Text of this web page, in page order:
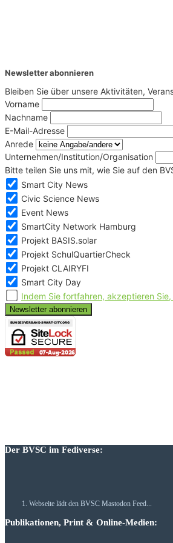
Newsletter abonnieren
Bleiben Sie über unsere Aktivitäten,
Vorname
Nachname
E-Mail-Adresse
Anrede
Unternehmen/Institution/Organisation
Bitte teilen Sie uns mit, wie Sie auf den
Smart City News
Civic Science News
Event News
SmartCity Network Hamburg
Projekt BASIS.solar
Projekt SchulQuartierCheck
Projekt CLAIRYFI
Smart City Day
Indem Sie fortfahren, akzeptieren
Der BVSC im Fediverse:
Webseite lädt den BVSC Mastodon Feed...
Publikationen, Print & Online-Medien: